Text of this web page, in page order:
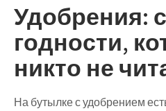
Удобрения:
годности,
никто не
На бутылке с удобрением